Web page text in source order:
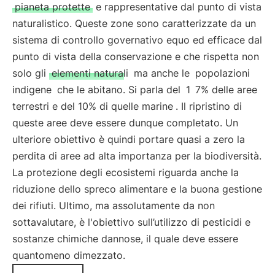
pianeta protette e rappresentative dal punto di vista
naturalistico. Queste zone sono caratterizzate da un
sistema di controllo governativo equo ed efficace dal
punto di vista della conservazione e che rispetta non
solo gli elementi naturali ma anche le popolazioni
indigene che le abitano. Si parla del 1 7% delle aree
terrestri e del 10% di quelle marine . Il ripristino di
queste aree deve essere dunque completato. Un
ulteriore obiettivo è quindi portare quasi a zero la
perdita di aree ad alta importanza per la biodiversità.
La protezione degli ecosistemi riguarda anche la
riduzione dello spreco alimentare e la buona gestione
dei rifiuti. Ultimo, ma assolutamente da non
sottavalutare, è l'obiettivo sull’utilizzo di pesticidi e
sostanze chimiche dannose, il quale deve essere
quantomeno dimezzato.